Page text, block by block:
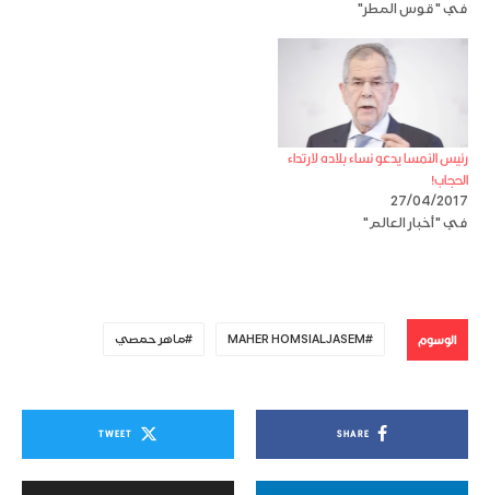
في "قوس المطر"
رئيس النمسا يدعو نساء بلاده لارتداء
الحجاب!
27/04/2017
في "أخبار العالم"
الوسوم MAHER HOMSIALJASEM ماهر حمصي
SHARE
TWEET